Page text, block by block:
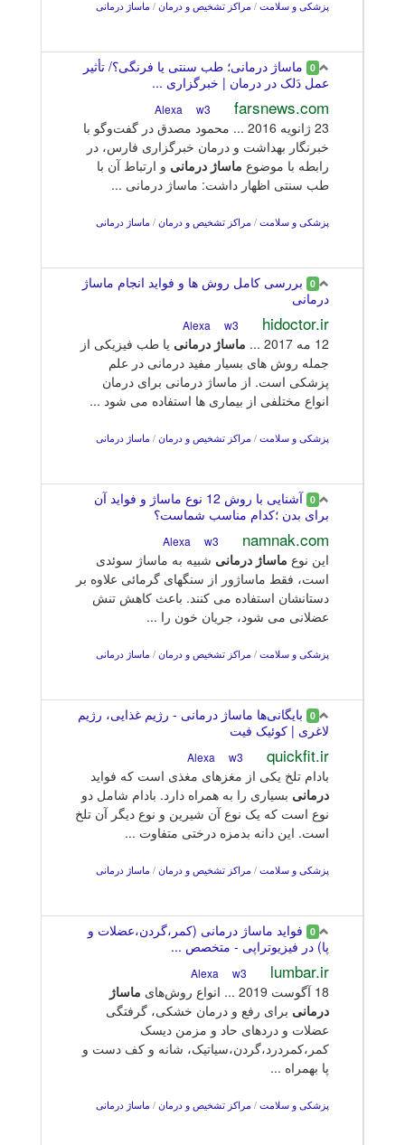
پزشکی و سلامت / مراکز تشخیص و درمان / ماساژ درمانی
0 ماساژ درمانی؛ طب سنتی یا فرنگی؟/ تأثیر
عمل دَلک در درمان | خبرگزاری ...
farsnews.com
w3
23 ژانويه 2016 ... محمود مصدق در گفت‌وگو با
خبرنگار بهداشت و درمان خبرگزاری فارس، در
رابطه با موضوع ماساژ درمانی و ارتباط آن با
طب سنتی اظهار داشت: ماساژ درمانی ...
پزشکی و سلامت / مراکز تشخیص و درمان / ماساژ درمانی
0 بررسی کامل روش ها و فواید انجام ماساژ
درمانی
hidoctor.ir
w3
12 مه 2017 ... ماساژ درمانی یا طب فیزیکی از
جمله روش های بسیار مفید درمانی در علم
پزشکی است. از ماساژ درمانی برای درمان
انواع مختلفی از بیماری ها استفاده می شود ...
پزشکی و سلامت / مراکز تشخیص و درمان / ماساژ درمانی
0
آشنایی با روش 12 نوع ماساژ و فواید آن
برای بدن ؛کدام مناسب شماست؟
namnak.com
w3
این نوع ماساژ درمانی شبیه به ماساژ سوئدی
است، فقط ماساژور از سنگهای گرمائی علاوه بر
دستانشان استفاده می کنند. باعث کاهش تنش
عضلانی می شود، جریان خون را ...
پزشکی و سلامت / مراکز تشخیص و درمان / ماساژ درمانی
0 بایگانی‌ها ماساژ درمانی - رژیم غذایی، رژیم
لاغری | کوئیک فیت
quickfit.ir
w3
بادام تلخ یکی از مغزهای مغذی است که فواید
درمانی بسیاری را به همراه دارد. بادام شامل دو
نوع است که یک نوع آن شیرین و نوع دیگر آن تلخ
است. این دانه بدمزه درختی متفاوت ...
پزشکی و سلامت / مراکز تشخیص و درمان / ماساژ درمانی
0 فواید ماساژ درمانی (کمر،گردن،عضلات و
پا) در فیزیوتراپی - متخصص ...
lumbar.ir
w3
18 آگوست 2019 ... انواع روش‌های
ماساژ
درمانی برای رفع و درمان خشکی، گرفتگی
عضلات و دردهای حاد و مزمن دیسک
کمر،کمردرد،گردن،سیاتیک، شانه و کف دست و
پا بهمراه ...
پزشکی و سلامت / مراکز تشخیص و درمان / ماساژ درمانی